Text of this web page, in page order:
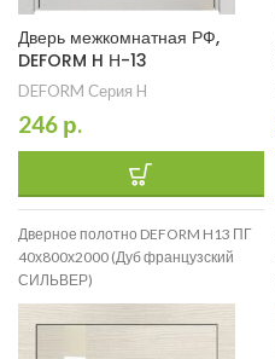
Дверь межкомнатная РФ,
DEFORM H Н-13
DEFORM Серия H
246 р.
Дверное полотно DEFORM H13 ПГ
40х800х2000 (Дуб французский
СИЛЬВЕР)